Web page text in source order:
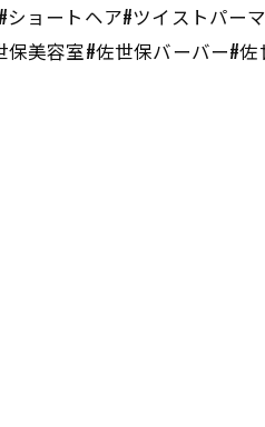
ショートヘア#ツイストパー
美容室#佐世保バーバー#